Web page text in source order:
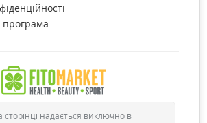
програма
сторінці надається виключно в